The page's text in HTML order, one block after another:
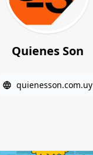
Quienes Son
quienesson.com.uy